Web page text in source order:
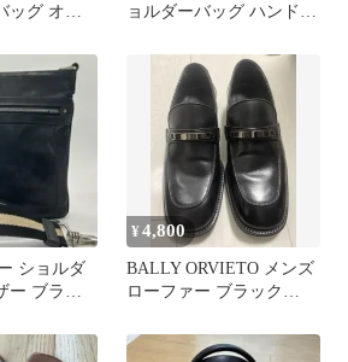
ッグ オレ
ョルダーバッグ ハンドバ
ショルダ
ー ブラッ
¥4,800
BALLY ORVIETO メンズ
ローファー ブラック